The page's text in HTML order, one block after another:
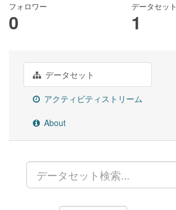
フォロワー
0
データセット
1
データセット
アクティビティストリーム
About